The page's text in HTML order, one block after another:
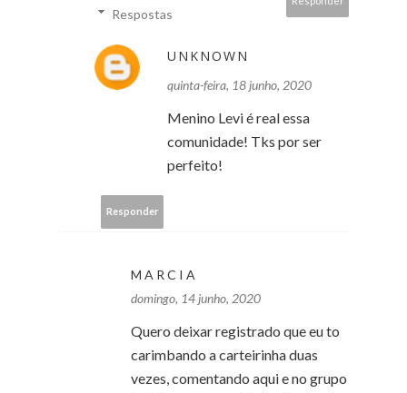
Respostas
UNKNOWN
quinta-feira, 18 junho, 2020
Menino Levi é real essa
comunidade! Tks por ser
perfeito!
Responder
M A R C I A
domingo, 14 junho, 2020
Quero deixar registrado que eu to
carimbando a carteirinha duas
vezes, comentando aqui e no grupo